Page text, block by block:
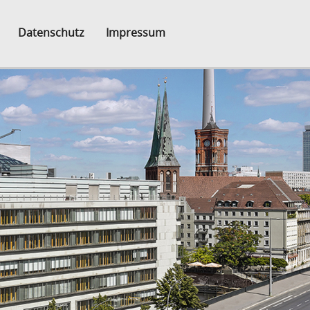
Datenschutz Impressum